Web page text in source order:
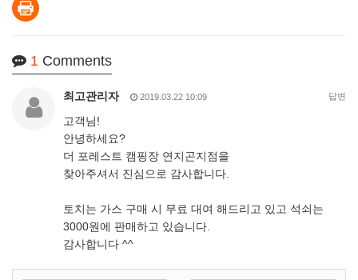
1 Comments
최고관리자 2019.03.22 10:09 답변
고객님!
안녕하세요?
더 포레스트 캠핑장 연지곤지점을
찾아주셔서 진심으로 감사합니다.
토치는 가스 구매 시 무료 대여 해드리고 있고 석쇠는
3000원에 판매하고 있습니다.
감사합니다 ^^